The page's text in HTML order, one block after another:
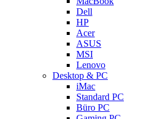
Dell
HP
Acer
ASUS
MSI
Lenovo
Desktop & PC
iMac
Standard PC
Büro PC